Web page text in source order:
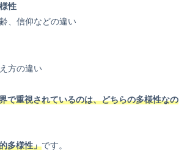
性
、信仰などの違い
方の違い
で重視されているのは、どちらの多様性なの
多様性」です。